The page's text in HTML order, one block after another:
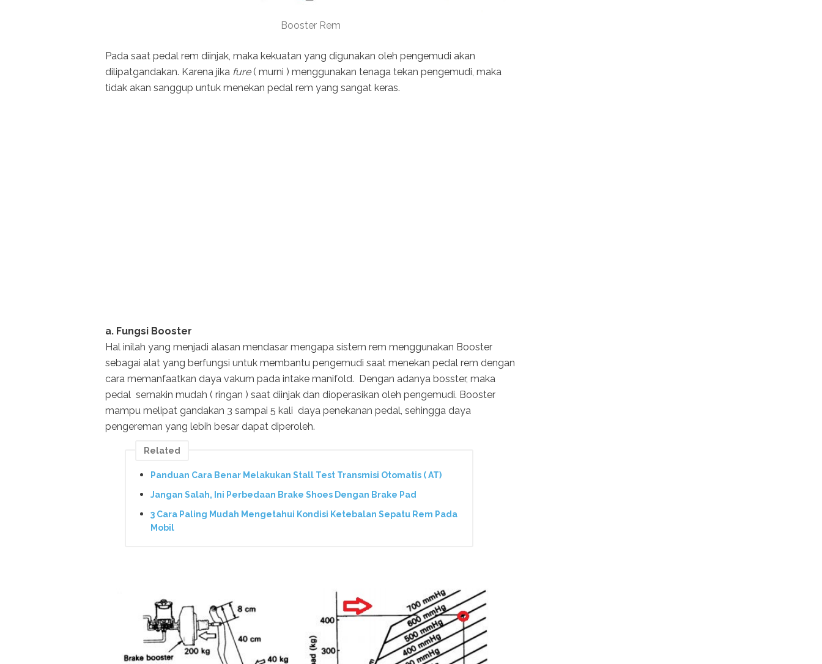
Booster Rem
Pada saat pedal rem diinjak, maka kekuatan yang digunakan oleh pengemudi akan
dilipatgandakan. Karena jika fure( murni ) menggunakan tenaga tekan pengemudi, maka
tidak akan sanggup untuk menekan pedal rem yang sangat keras.
a. Fungsi Booster
Hal inilah yang menjadi alasan mendasar mengapa sistem rem menggunakan Booster
sebagai alat yang berfungsi untuk membantu pengemudi saat menekan pedal rem dengan
cara memanfaatkan daya vakum pada intake manifold. Dengan adanya bosster, maka
pedal semakin mudah ( ringan ) saat diinjak dan dioperasikan oleh pengemudi. Booster
mampu melipat gandakan 3 sampai 5 kali daya penekanan pedal, sehingga daya
pengereman yang lebih besar dapat diperoleh.
Related
Panduan Cara Benar Melakukan Stall Test Transmisi Otomatis ( AT)
Jangan Salah, Ini Perbedaan Brake Shoes Dengan Brake Pad
3 Cara Paling Mudah Mengetahui Kondisi Ketebalan Sepatu Rem Pada
Mobil